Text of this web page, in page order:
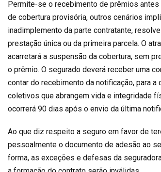
Permite-se o recebimento de prêmios
de cobertura provisória, outros cenários
inadimplemento da parte contratante,
prestação única ou da primeira parcela. O
acarretará a suspensão da cobertura, sem
o prêmio. O segurado deverá receber uma
contar do recebimento da notificação, para
coletivos que abrangemvida e integridade
ocorrerá 90 dias após o envio da última
Ao que diz respeito a seguro em favor de
pessoalmente o documento de adesão ao
forma, as exceções e defesas da